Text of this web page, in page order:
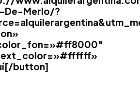
De-Merlo/?
button]